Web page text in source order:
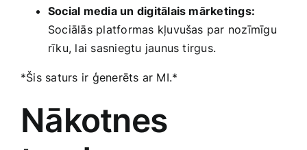
Social media un‍ digitālais mārketings:
Sociālās platformas kļuvušas‍ par nozīmīgu
rīku, lai sasniegtu jaunus tirgus.
*Šis ​saturs ir ģenerēts ar MI.*
Nākotnes